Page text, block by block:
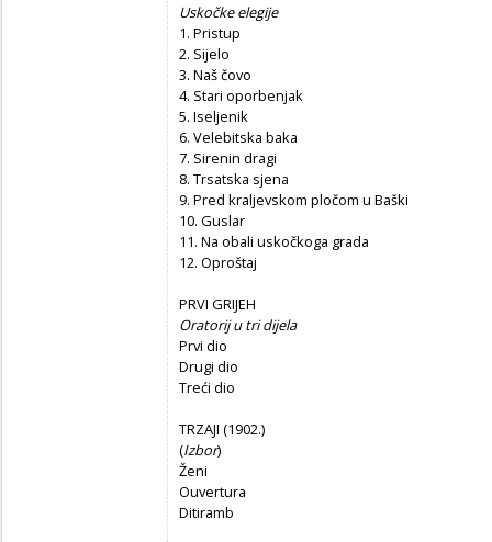
Uskočke elegije
1. Pristup
2. Sijelo
3. Naš čovo
4. Stari oporbenjak
5. Iseljenik
6. Velebitska baka
7. Sirenin dragi
8. Trsatska sjena
9. Pred kraljevskom pločom u Baški
10. Guslar
11. Na obali uskočkoga grada
12. Oproštaj
PRVI GRIJEH
Oratorij u tri dijela
Prvi dio
Drugi dio
Treći dio
TRZAJI (1902.)
(Izbor)
Ženi
Ouvertura
Ditiramb